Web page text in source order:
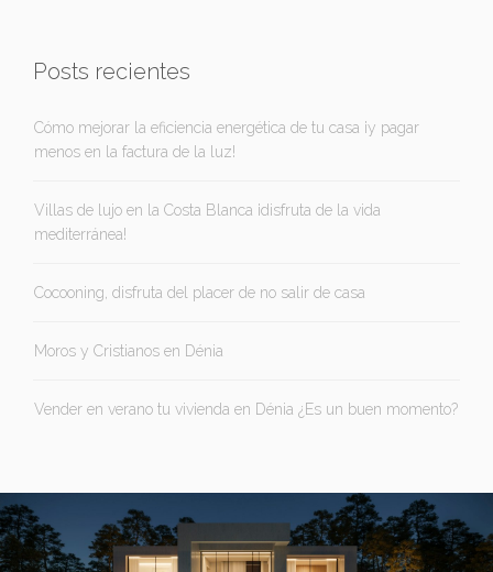
Posts recientes
Cómo mejorar la eficiencia energética de tu casa ¡y pagar
menos en la factura de la luz!
Villas de lujo en la Costa Blanca ¡disfruta de la vida
mediterránea!
Cocooning, disfruta del placer de no salir de casa
Moros y Cristianos en Dénia
Vender en verano tu vivienda en Dénia ¿Es un buen momento?